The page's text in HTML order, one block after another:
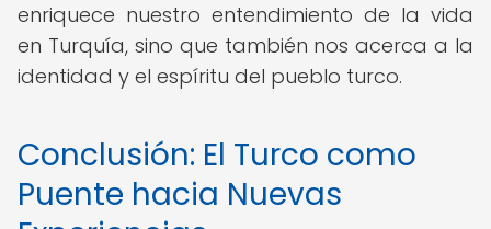
enriquece nuestro entendimiento de la vida
en Turquía, sino que también nos acerca a la
identidad y el espíritu del pueblo turco.
Conclusión: El Turco como
Puente hacia Nuevas